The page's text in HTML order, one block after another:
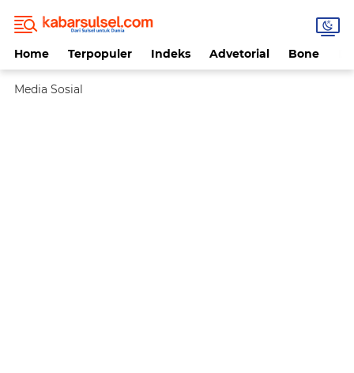
Home Terpopuler Indeks Advetorial Bone
Media Sosial